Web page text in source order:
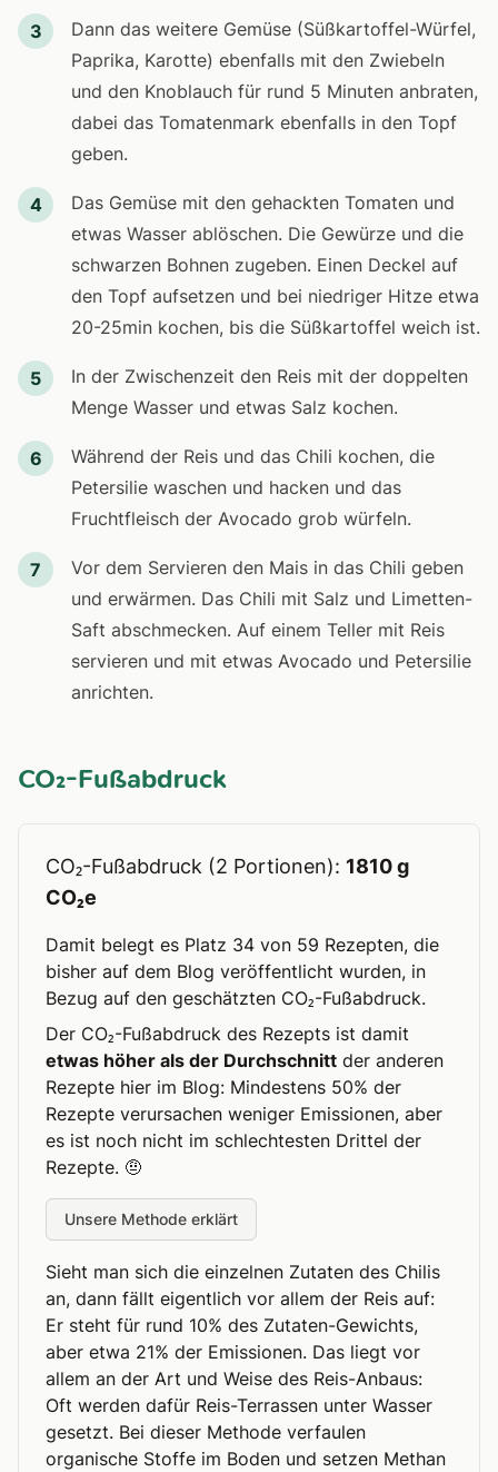
3
Dann das weitere Gemüse (Süßkartoffel-Würfel,
Paprika, Karotte) ebenfalls mit den Zwiebeln
und den Knoblauch für rund 5 Minuten anbraten,
dabei das Tomatenmark ebenfalls in den Topf
geben.
4
Das Gemüse mit den gehackten Tomaten und
etwas Wasser ablöschen. Die Gewürze und die
schwarzen Bohnen zugeben. Einen Deckel auf
den Topf aufsetzen und bei niedriger Hitze etwa
20-25min kochen, bis die Süßkartoffel weich ist.
5
In der Zwischenzeit den Reis mit der doppelten
Menge Wasser und etwas Salz kochen.
6
Während der Reis und das Chili kochen, die
Petersilie waschen und hacken und das
Fruchtfleisch der Avocado grob würfeln.
7
Vor dem Servieren den Mais in das Chili geben
und erwärmen. Das Chili mit Salz und Limetten-
Saft abschmecken. Auf einem Teller mit Reis
servieren und mit etwas Avocado und Petersilie
anrichten.
CO₂-Fußabdruck
CO₂-Fußabdruck (2 Portionen): 1810 g
CO₂e
Damit belegt es Platz 34 von 59 Rezepten, die
bisher auf dem Blog veröffentlicht wurden, in
Bezug auf den geschätzten CO₂-Fußabdruck.
Der CO₂-Fußabdruck des Rezepts ist damit
etwas höher als der Durchschnitt der anderen
Rezepte hier im Blog: Mindestens 50% der
Rezepte verursachen weniger Emissionen, aber
es ist noch nicht im schlechtesten Drittel der
Rezepte. 🤨
Unsere Methode erklärt
Sieht man sich die einzelnen Zutaten des Chilis
an, dann fällt eigentlich vor allem der Reis auf:
Er steht für rund 10% des Zutaten-Gewichts,
aber etwa 21% der Emissionen. Das liegt vor
allem an der Art und Weise des Reis-Anbaus:
Oft werden dafür Reis-Terrassen unter Wasser
gesetzt. Bei dieser Methode verfaulen
organische Stoffe im Boden und setzen Methan